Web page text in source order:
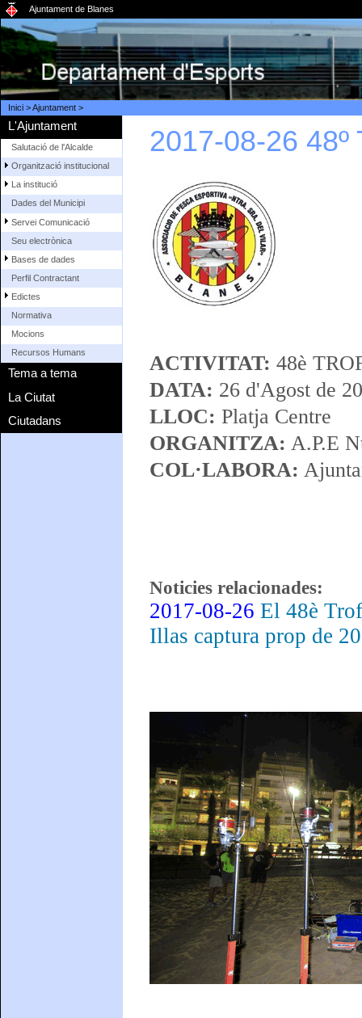
Ajuntament de Blanes
Inici>Ajuntament>
L'Ajuntament
Salutació de l'Alcalde
Organització institucional
La institució
Dades del Municipi
Servei Comunicació
Seu electrònica
Bases de dades
Perfil Contractant
Edictes
Normativa
Mocions
Recursos Humans
Tema a tema
La Ciutat
Ciutadans
2017-08-26
ACTIVITAT: 48è
DATA: 26 d'Agost de
LLOC: Platja Centre
ORGANITZA: A.P.E
COL·LABORA:
Noticies relacionades:
2017-08-26 El 48è
Illas captura prop de